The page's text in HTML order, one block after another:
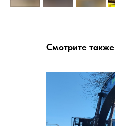
Смотрите также